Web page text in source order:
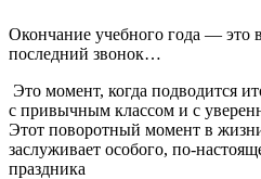
Окончание учебного года — это
последний звонок…
Это момент, когда подводится
с привычным классом и с
Этот поворотный момент в
заслуживает особого, по-
праздника